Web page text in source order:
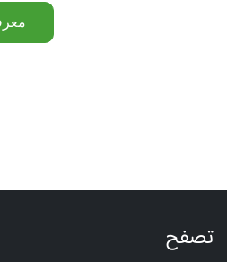
تصفح